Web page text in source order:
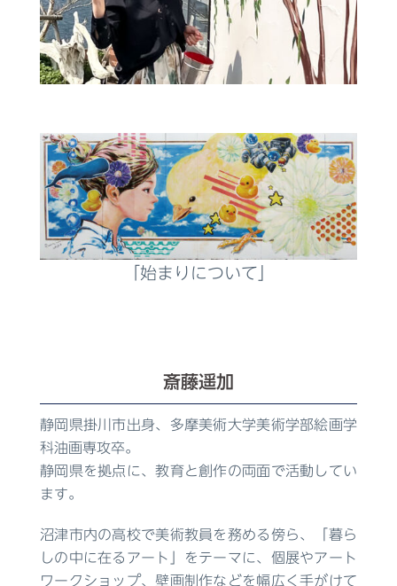
「始まりについて」
斎藤遥加
静岡県掛川市出身、多摩美術大学美術学部絵画学
科油画専攻卒。
静岡県を拠点に、教育と創作の両面で活動してい
ます。
沼津市内の高校で美術教員を務める傍ら、「暮ら
しの中に在るアート」をテーマに、個展やアート
ワークショップ、壁画制作などを幅広く手がけて